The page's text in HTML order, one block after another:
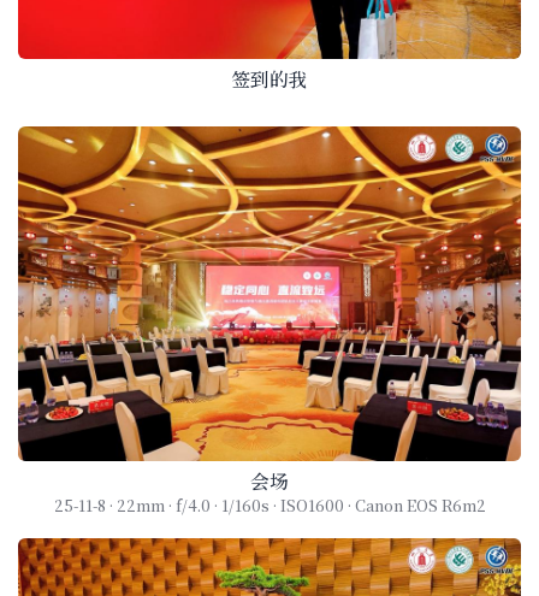
签到的我
会场
25-11-8 · 22mm · f/4.0 · 1/160s · ISO1600 · Canon EOS R6m2